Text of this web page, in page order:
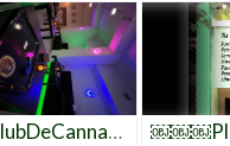
#ClubDeCannabis #ClubCannabisMadrid #CannabisMadrid #CannabisClub #CannabisCommunity #CannabisLovers #CannabisCulture #CannabisEnMadrid #MarihuanaMadrid #WeedClubMadrid #CannabisEspaña #CannabisClubLife #CannabisExperience #JoinTheClub #CannabisSocialClub #CannabisEvents #CannabisEducation #CannabisNetworking